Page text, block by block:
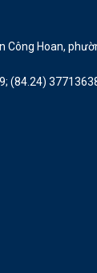
Công Hoan,
(84.24)